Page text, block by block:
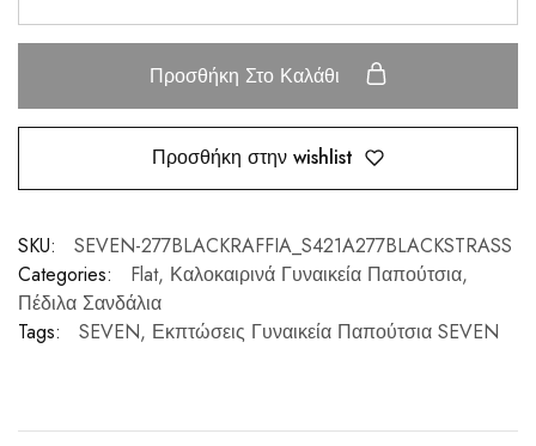
Προσθήκη Στο Καλάθι
Προσθήκη στην wishlist
SKU:
SEVEN-277BLACKRAFFIA_S421A277BLACKSTRASS
Categories:
Flat, Καλοκαιρινά Γυναικεία Παπούτσια,
Πέδιλα Σανδάλια
Tags:
SEVEN, Εκπτώσεις Γυναικεία Παπούτσια SEVEN